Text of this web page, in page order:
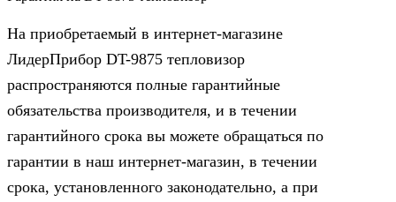
На приобретаемый в интернет-магазине
ЛидерПрибор DT-9875 тепловизор
распространяются полные гарантийные
обязательства производителя, и в течении
гарантийного срока вы можете обращаться по
гарантии в наш интернет-магазин, в течении
срока, установленного законодательно, а при